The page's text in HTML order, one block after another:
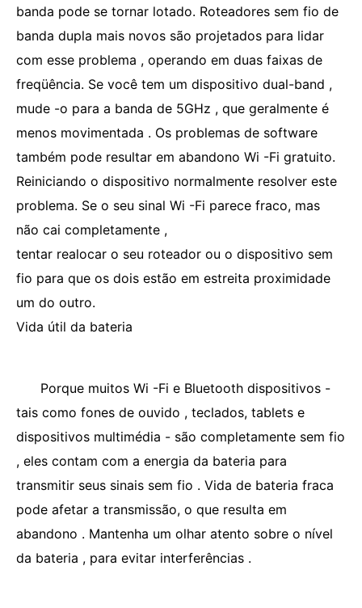
banda pode se tornar lotado. Roteadores sem fio de
banda dupla mais novos são projetados para lidar
com esse problema , operando em duas faixas de
freqüência. Se você tem um dispositivo dual-band ,
mude -o para a banda de 5GHz , que geralmente é
menos movimentada . Os problemas de software
também pode resultar em abandono Wi -Fi gratuito.
Reiniciando o dispositivo normalmente resolver este
problema. Se o seu sinal Wi -Fi parece fraco, mas
não cai completamente ,
tentar realocar o seu roteador ou o dispositivo sem
fio para que os dois estão em estreita proximidade
um do outro.
Vida útil da bateria
Porque muitos Wi -Fi e Bluetooth dispositivos -
tais como fones de ouvido , teclados, tablets e
dispositivos multimédia - são completamente sem fio
, eles contam com a energia da bateria para
transmitir seus sinais sem fio . Vida de bateria fraca
pode afetar a transmissão, o que resulta em
abandono . Mantenha um olhar atento sobre o nível
da bateria , para evitar interferências .